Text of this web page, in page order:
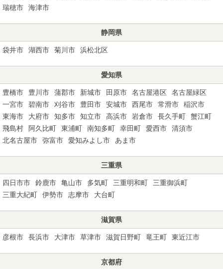
瑞穂市
海津市
静岡県
袋井市 湖西市 菊川市 浜松北区
愛知県
豊橋市 豊川市 蒲郡市 新城市 田原市 名古屋港区
名古屋緑区
一宮市
碧南市 刈谷市 豊田市 安城市 西尾市 常滑市
稲沢市
東海市
大府市 知多市 知立市 高浜市 岩倉市 長久手町
蟹江町
飛島村
阿久比町 東浦町 南知多町 幸田町 愛西市
清須市
北名古屋市
弥富市 愛知みよし市 あま市
三重県
四日市市 鈴鹿市 亀山市 多気町 三重明和町
三重御浜町
三重大紀町
伊勢市 志摩市 大台町
滋賀県
彦根市 長浜市 大津市 草津市 滋賀日野町 竜王町 東近江市
京都府